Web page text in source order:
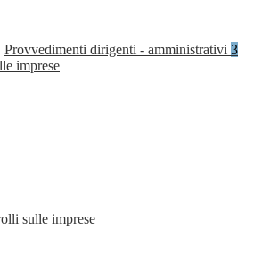
Provvedimenti dirigenti - amministrativi 3
imprese
sulle imprese